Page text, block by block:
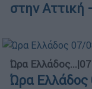
στην Αττική
Ώρα Ελλάδος...|
Ώρα